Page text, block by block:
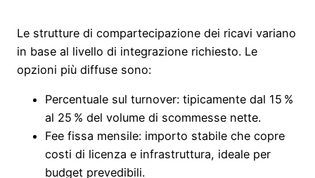
Le strutture di compartecipazione dei ricavi variano
in base al livello di integrazione richiesto. Le
opzioni più diffuse sono:
Percentuale sul turnover: tipicamente dal 15 %
al 25 % del volume di scommesse nette.
Fee fissa mensile: importo stabile che copre
costi di licenza e infrastruttura, ideale per
budget prevedibili.